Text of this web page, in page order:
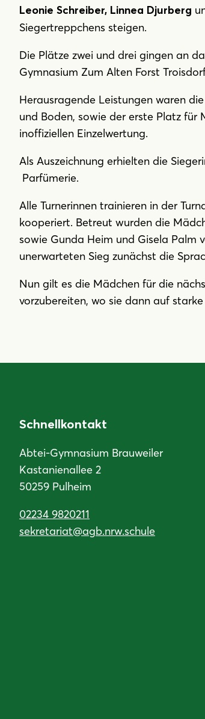
Leonie Schreiber, Linnea Djurberg
Siegertreppchens steigen.
Die Plätze zwei und drei gingen an
Gymnasium Zum Alten Forst
Herausragende Leistungen waren
und Boden, sowie der erste Platz
inoffiziellen Einzelwertung.
Als Auszeichnung erhielten die
Parfümerie.
Alle Turnerinnen trainieren in der
kooperiert. Betreut wurden die
sowie Gunda Heim und Gisela Palm
unerwarteten Sieg zunächst die
Nun gilt es die Mädchen für die
vorzubereiten, wo sie dann auf
Schnellkontakt
Abtei-Gymnasium Brauweiler
Kastanienallee 2
50259 Pulheim
02234 9820211
sekretariat@agb.nrw.schule